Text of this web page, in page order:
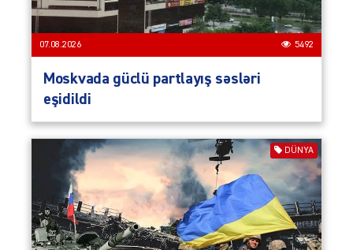
07.08.2026 5492
Moskvada güclü partlayış səsləri
eşidildi
DÜNYA